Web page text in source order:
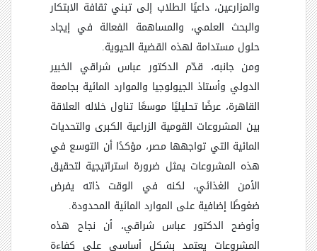
والمزارعين، داعيًا الطلاب إلى تبني ثقافة الابتكار
والبحث العلمي، والمساهمة الفعالة في إيجاد
حلول مستدامة لهذه القضية الحيوية.
ومن جانبه، قدّم الدكتور عباس شراقي الخبير
الدولي وأستاذ الجيولوجيا والموارد المائية بجامعة
القاهرة، عرضًا تحليليًا موسعًا تناول خلاله العلاقة
بين المشروعات القومية الزراعية الكبرى والتحديات
المائية التي تواجهها مصر، مؤكدًا أن التوسع في
هذه المشروعات يمثل ضرورة استراتيجية لتحقيق
الأمن الغذائي، لكنه في الوقت ذاته يفرض
ضغوطًا إضافية على الموارد المائية المحدودة.
وأوضح الدكتور عباس شراقي، أن نجاح هذه
المشروعات يعتمد بشكل أساسي على كفاءة